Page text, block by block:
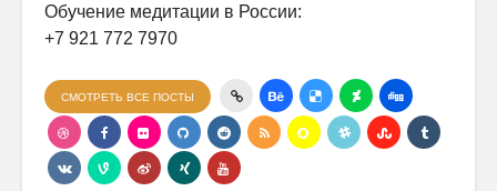
Обучение медитации в России:
+7 921 772 7970
СМОТРЕТЬ ВСЕ ПОСТЫ